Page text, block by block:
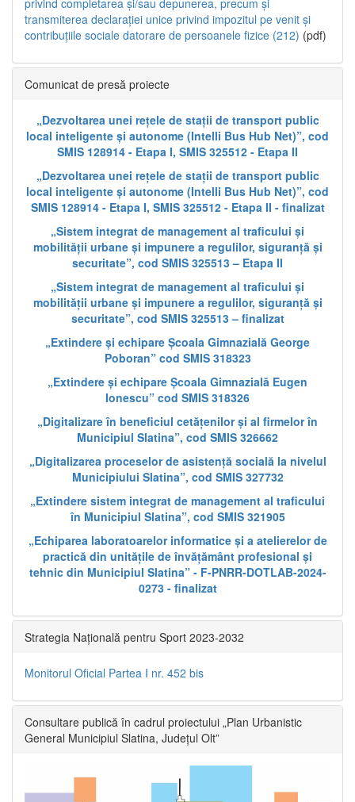
privind completarea și/sau depunerea, precum și
transmiterea declarației unice privind impozitul pe venit și
contribuțiile sociale datorare de persoanele fizice (212) (pdf)
Comunicat de presă proiecte
„Dezvoltarea unei rețele de stații de transport public
local inteligente și autonome (Intelli Bus Hub Net)”, cod
SMIS 128914 - Etapa I, SMIS 325512 - Etapa II
„Dezvoltarea unei rețele de stații de transport public
local inteligente și autonome (Intelli Bus Hub Net)”, cod
SMIS 128914 - Etapa I, SMIS 325512 - Etapa II - finalizat
„Sistem integrat de management al traficului și
mobilității urbane și impunere a regulilor, siguranță și
securitate”, cod SMIS 325513 – Etapa II
„Sistem integrat de management al traficului și
mobilității urbane și impunere a regulilor, siguranță și
securitate”, cod SMIS 325513 – finalizat
„Extindere și echipare Școala Gimnazială George
Poboran” cod SMIS 318323
„Extindere și echipare Școala Gimnazială Eugen
Ionescu” cod SMIS 318326
„Digitalizare în beneficiul cetățenilor și al firmelor în
Municipiul Slatina”, cod SMIS 326662
„Digitalizarea proceselor de asistență socială la nivelul
Municipiului Slatina”, cod SMIS 327732
„Extindere sistem integrat de management al traficului
în Municipiul Slatina”, cod SMIS 321905
„Echiparea laboratoarelor informatice și a atelierelor de
practică din unitățile de învățământ profesional și
tehnic din Municipiul Slatina” - F-PNRR-DOTLAB-2024-
0273 - finalizat
Strategia Națională pentru Sport 2023-2032
Monitorul Oficial Partea I nr. 452 bis
Consultare publică în cadrul proiectului „Plan Urbanistic
General Municipiul Slatina, Județul Olt”